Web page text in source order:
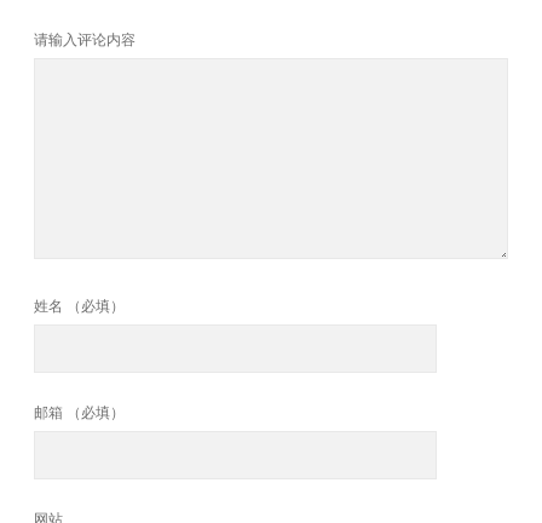
请输入评论内容
姓名 （必填）
邮箱 （必填）
网站